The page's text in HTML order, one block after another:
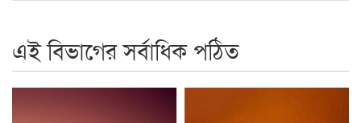
রাজশাইন একাডেমির ফল প্রকাশ ও পুরস্কার বিতরণ
রাজশাহী কলেজের শিক্ষার্থী শাখাওয়াত পেলেন স্টার এক্সিলেন্স
এই বিভাগের সর্বাধিক পঠিত